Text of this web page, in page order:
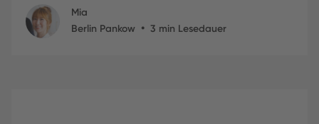
Mia
Berlin Pankow • 3 min Lesedauer